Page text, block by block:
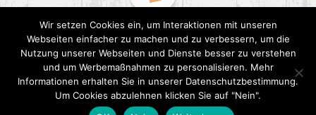
2015 CookPress. All right reserved.Datenschutz
Wir setzen Cookies ein, um Interaktionen mit unseren
Webseiten einfacher zu machen und zu verbessern, um die
Nutzung unserer Webseiten und Dienste besser zu verstehen
und um Werbemaßnahmen zu personalisieren. Mehr
Informationen erhalten Sie in unserer Datenschutzbestimmung.
Um Cookies abzulehnen klicken Sie auf "Nein".